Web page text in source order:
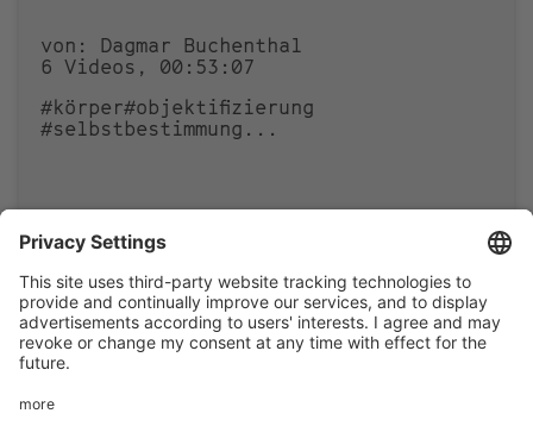
von: Dagmar Buchenthal
6 Videos, 00:53:07
#körper#objektifizierung
#selbstbestimmung ...
0 0
Footer
menu
LEGAL NOTICE PRIVACY
IMAI PLAY CONDITIONS OF USE